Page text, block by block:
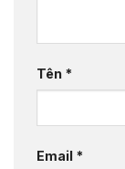
Tên *
Email *